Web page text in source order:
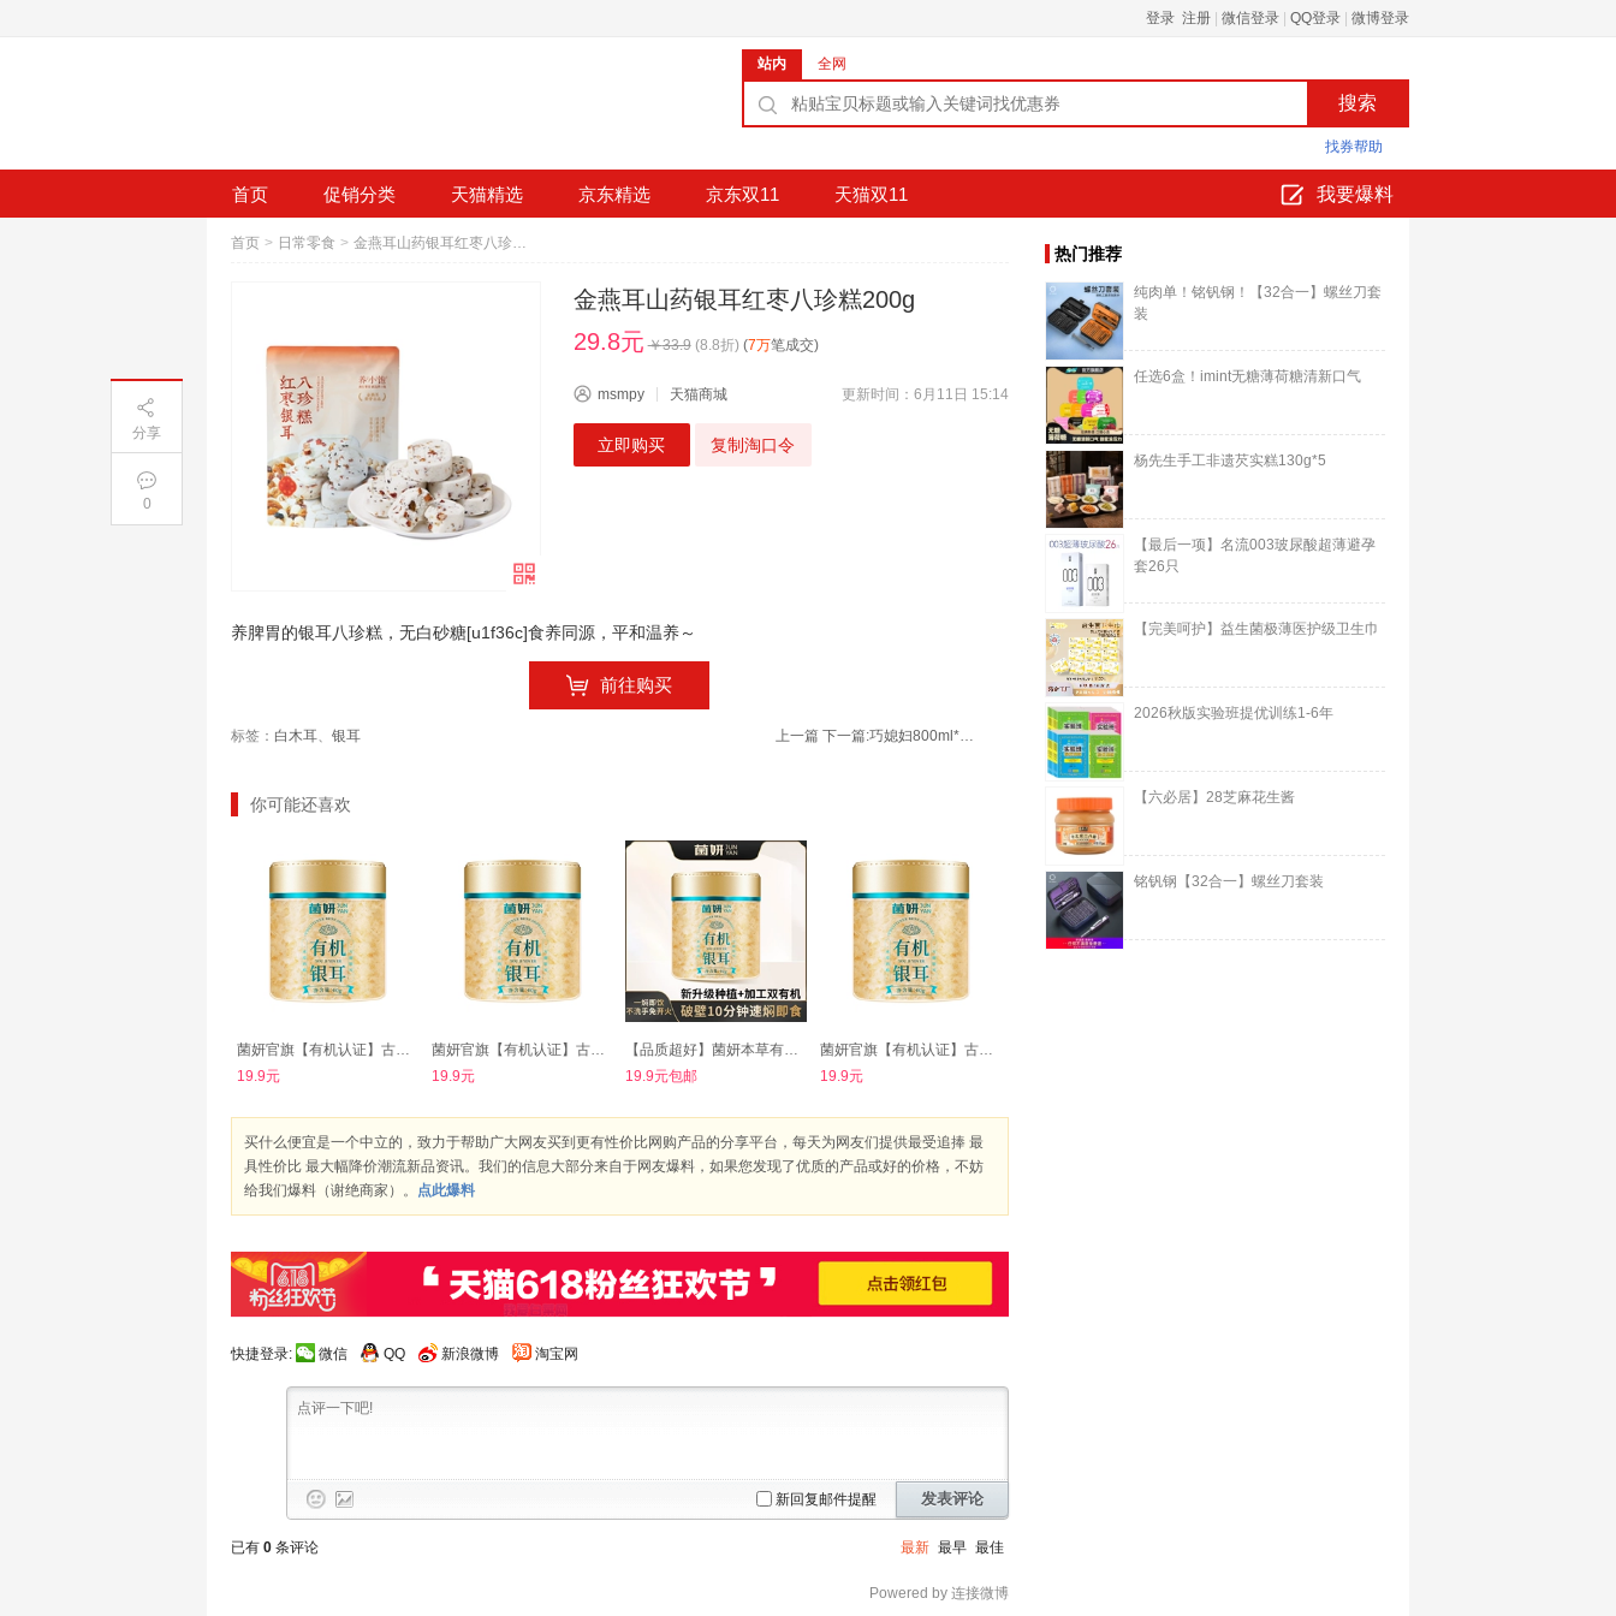
登录 注册 微信登录 QQ登录 微博登录
站内 全网
找券帮助
首页 促销分类 天猫精选 京东精选 京东双11 天猫双11 我要爆料
首页 > 日常零食 > 金燕耳山药银耳红枣八珍糕200g
金燕耳山药银耳红枣八珍糕200g
29.8元 ￥33.9 (8.8折) (7万笔成交)
msmpy 天猫商城 更新时间：6月11日 15:14
立即购买 复制淘口令
养脾胃的银耳八珍糕，无白砂糖[u1f36c]食养同源，平和温养～
前往购买
标签： 白木耳、 银耳 上一篇 下一篇: 巧媳妇800ml*3生抽料酒香醋
你可能还喜欢
菌妍官旗【有机认证】古田本草银耳
19.9元
菌妍官旗【有机认证】古田本草银耳40g/罐
19.9元
【品质超好】菌妍本草有机银耳40g
19.9元包邮
菌妍官旗【有机认证】古田本草银耳
19.9元
买什么便宜是一个中立的，致力于帮助广大网友买到更有性价比网购产品的分享平台，每天为网友们提供最受追捧 最
具性价比 最大幅降价潮流新品资讯。我们的信息大部分来自于网友爆料，如果您发现了优质的产品或好的价格，不妨
给我们爆料（谢绝商家）。 点此爆料
快捷登录: 微信 QQ 新浪微博 淘宝网
新回复邮件提醒 发表评论
已有 0 条评论 最新 最早 最佳
Powered by 连接微博
热门推荐
纯肉单！铭钒钢！【32合一】螺丝刀套
装
任选6盒！imint无糖薄荷糖清新口气
杨先生手工非遗芡实糕130g*5
【最后一项】名流003玻尿酸超薄避孕
套26只
【完美呵护】益生菌极薄医护级卫生巾
2026秋版实验班提优训练1-6年
【六必居】28芝麻花生酱
铭钒钢【32合一】螺丝刀套装
分享
0